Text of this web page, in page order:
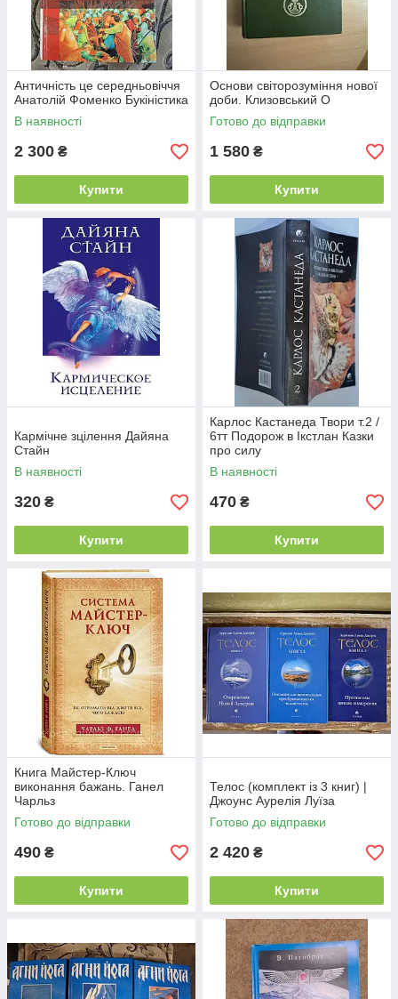
Античність це середньовіччя
Анатолій Фоменко Букіністика
В наявності
2 300 ₴
Купити
Основи світорозуміння нової
доби. Клизовський О
Готово до відправки
1 580 ₴
Купити
Кармічне зцілення Дайяна
Стайн
В наявності
320 ₴
Купити
Карлос Кастанеда Твори т.2 /
6тт Подорож в Ікстлан Казки
про силу
В наявності
470 ₴
Купити
Книга Майстер-Ключ
виконання бажань. Ганел
Чарльз
Готово до відправки
490 ₴
Купити
Телос (комплект із 3 книг) |
Джоунс Аурелія Луїза
Готово до відправки
2 420 ₴
Купити